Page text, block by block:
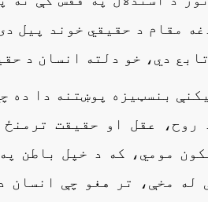
مقام د حقیقي خوند پیل
دي، خو دلته انسان د
بنسټیزه پوښتنه دا ده
روح، عقل او حقیقت
مومي، که د خپل باطن
له مخې، تر هغو چې انسان